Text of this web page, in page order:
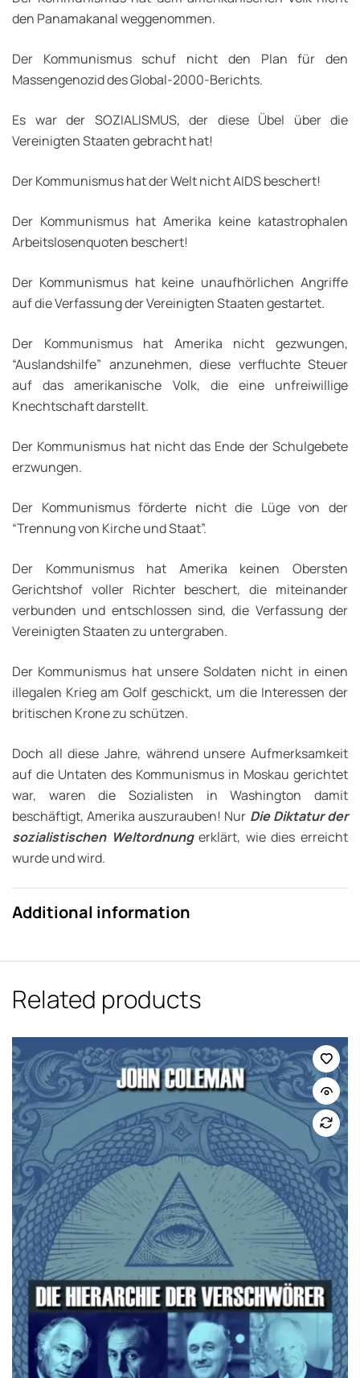
den Panamakanal weggenommen.
Der Kommunismus schuf nicht den Plan für den
Massengenozid des Global-2000-Berichts.
Es war der SOZIALISMUS, der diese Übel über die
Vereinigten Staaten gebracht hat!
Der Kommunismus hat der Welt nicht AIDS beschert!
Der Kommunismus hat Amerika keine katastrophalen
Arbeitslosenquoten beschert!
Der Kommunismus hat keine unaufhörlichen Angriffe
auf die Verfassung der Vereinigten Staaten gestartet.
Der Kommunismus hat Amerika nicht gezwungen,
“Auslandshilfe” anzunehmen, diese verfluchte Steuer
auf das amerikanische Volk, die eine unfreiwillige
Knechtschaft darstellt.
Der Kommunismus hat nicht das Ende der Schulgebete
erzwungen.
Der Kommunismus förderte nicht die Lüge von der
“Trennung von Kirche und Staat”.
Der Kommunismus hat Amerika keinen Obersten
Gerichtshof voller Richter beschert, die miteinander
verbunden und entschlossen sind, die Verfassung der
Vereinigten Staaten zu untergraben.
Der Kommunismus hat unsere Soldaten nicht in einen
illegalen Krieg am Golf geschickt, um die Interessen der
britischen Krone zu schützen.
Doch all diese Jahre, während unsere Aufmerksamkeit
auf die Untaten des Kommunismus in Moskau gerichtet
war, waren die Sozialisten in Washington damit
beschäftigt, Amerika auszurauben! Nur Die Diktatur der
sozialistischen Weltordnungerklärt, wie dies erreicht
wurde und wird.
Additional information
Related products